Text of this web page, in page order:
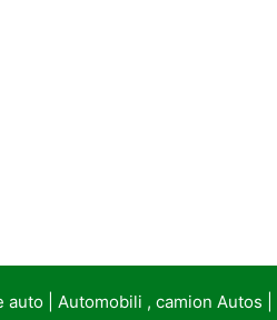
auto| Automobili , camion Autos